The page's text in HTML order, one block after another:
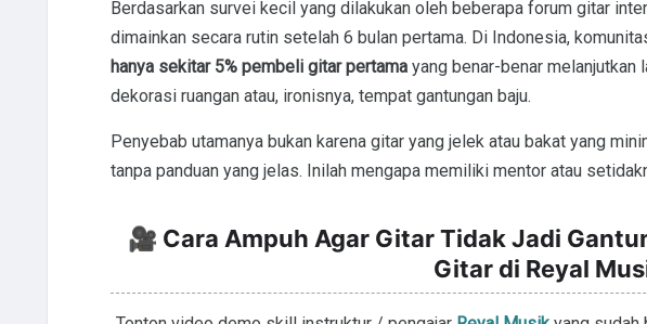
Berdasarkan survei kecil yang dilakukan oleh beberapa forum gitar
dimainkan secara rutin setelah 6 bulan pertama. Di Indonesia,
hanya sekitar 5% pembeli gitar pertamayang benar-benar melanjutkan
dekorasi ruangan atau, ironisnya, tempat gantungan baju.
Penyebab utamanya bukan karena gitar yang jelek atau bakat yang
tanpa panduan yang jelas. Inilah mengapa memiliki mentor atau
🎥 Cara Ampuh Agar Gitar Tidak Jadi
Gitar di Reyal